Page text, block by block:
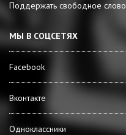
Поддержать свободное слово
МЫ В СОЦСЕТЯХ
Facebook
Вконтакте
Одноклассники